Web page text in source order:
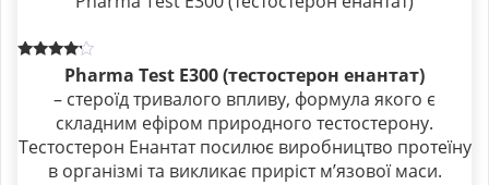
Rated
out of 5
Pharma Test E300 (тестостерон енантат)
– стероїд тривалого впливу, формула якого є
складним ефіром природного тестостерону.
Тестостерон Енантат посилює виробництво протеїну
в організмі та викликає приріст м’язової маси.